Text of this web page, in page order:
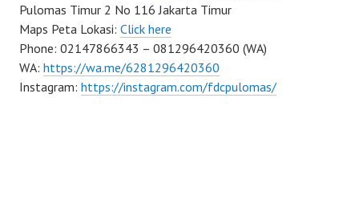
Pulomas Timur 2 No 116 Jakarta Timur
Maps Peta Lokasi: Click here
Phone: 02147866343 – 081296420360 (WA)
WA: https://wa.me/6281296420360
Instagram: https://instagram.com/fdcpulomas/